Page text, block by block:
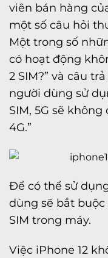
viên bán hàng
một số câu hỏi
Một trong số
có hoạt động
2 SIM?” và câu
người dùng sử
SIM, 5G sẽ
4G.”
Để có thể sử
dùng sẽ bắt buộc
SIM trong máy.
Việc iPhone 12